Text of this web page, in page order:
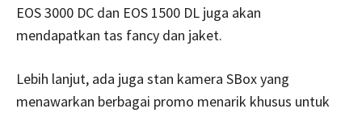
EOS 3000 DC dan EOS 1500 DL juga akan
mendapatkan tas fancy dan jaket.
Lebih lanjut, ada juga stan kamera SBox yang
menawarkan berbagai promo menarik khusus untuk